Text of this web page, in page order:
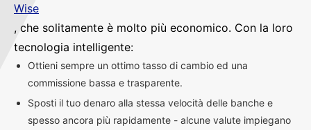
Wise
, che solitamente è molto più economico. Con la loro
tecnologia intelligente:
Ottieni sempre un ottimo tasso di cambio ed una
commissione bassa e trasparente.
Sposti il tuo denaro alla stessa velocità delle banche e
spesso ancora più rapidamente - alcune valute impiegano